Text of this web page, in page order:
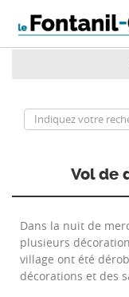
Vol de
Dans la nuit de
plusieurs
village ont été
décorations et des